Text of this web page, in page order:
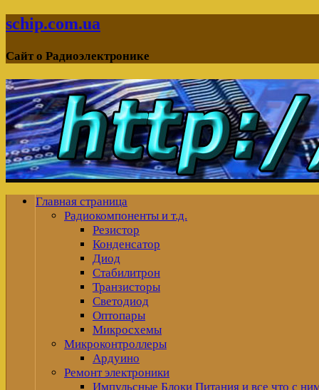
schip.com.ua
Сайт о Радиоэлектронике
Главная страница
Радиокомпоненты и т.д.
Резистор
Конденсатор
Диод
Стабилитрон
Транзисторы
Светодиод
Оптопары
Микросхемы
Микроконтроллеры
Ардуино
Ремонт электроники
Импульсные Блоки Питания и все что с